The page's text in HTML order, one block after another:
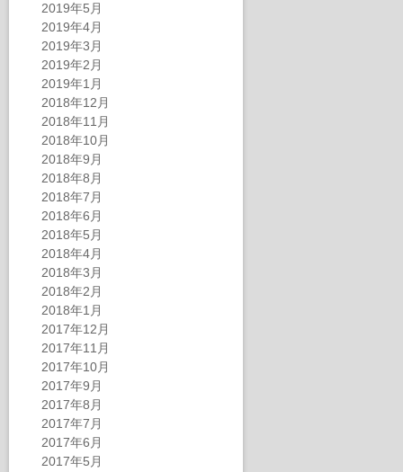
2019年5月
2019年4月
2019年3月
2019年2月
2019年1月
2018年12月
2018年11月
2018年10月
2018年9月
2018年8月
2018年7月
2018年6月
2018年5月
2018年4月
2018年3月
2018年2月
2018年1月
2017年12月
2017年11月
2017年10月
2017年9月
2017年8月
2017年7月
2017年6月
2017年5月